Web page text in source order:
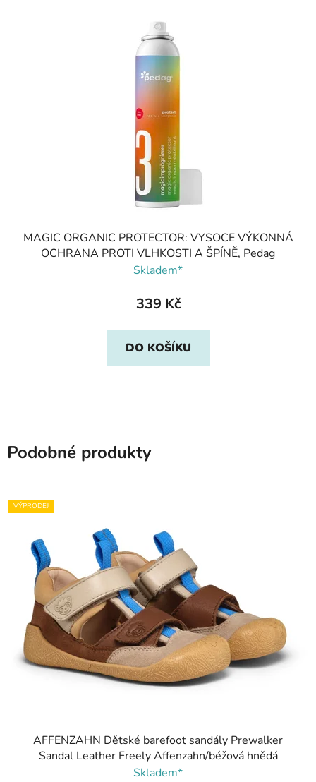
MAGIC ORGANIC PROTECTOR: VYSOCE VÝKONNÁ
OCHRANA PROTI VLHKOSTI A ŠPÍNĚ, Pedag
Skladem*
339 Kč
DO KOŠÍKU
Podobné produkty
VÝPRODEJ
AFFENZAHN Dětské barefoot sandály Prewalker
Sandal Leather Freely Affenzahn/béžová hnědá
Skladem*